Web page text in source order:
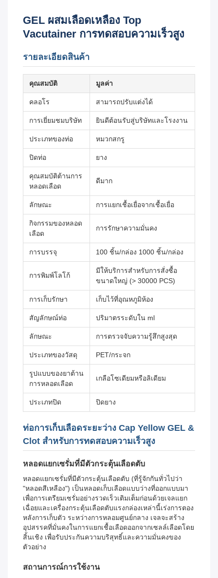
GEL ผสมเลือดเหลือง Top
Vacutainer การทดสอบความเร็วสูง
รายละเอียดสินค้า
คุณสมบัติ มูลค่า
คลอโร สามารถปรับแต่งได้
การเยี่ยมชมบริษัท ยินดีต้อนรับสู่บริษัทและโรงงาน
ประเภทของท่อ หมวกสกรู
ปิดท่อ ยาง
คุณสมบัติต้านการ
หลอดเลือด
ดีมาก
ลักษณะ การแยกเชื้อเยื่อจากเชื้อเยื่อ
กิจกรรมของหลอด
เลือด
การรักษาความมั่นคง
การบรรจุ 100 ชิ้น/กล่อง 1000 ชิ้น/กล่อง
การพิมพ์โลโก้
มีให้บริการสําหรับการสั่งซื้อ
ขนาดใหญ่ (> 30000 PCS)
การเก็บรักษา เก็บไว้ที่อุณหภูมิห้อง
สัญลักษณ์ท่อ ปริมาตรระดับใน ml
ลักษณะ การตรวจจับความรู้สึกสูงสุด
ประเภทของวัสดุ PET/กระจก
รูปแบบของยาต้าน
การหลอดเลือด
เกลือโซเดียมหรือลิเดียม
ประเภทปิด ปิดยาง
ท่อการเก็บเลือดระยะว่าง Cap Yellow GEL &
Clot สําหรับการทดสอบความเร็วสูง
หลอดแยกเซรั่มที่มีตัวกระตุ้นเลือดตับ
หลอดแยกเซรั่มที่มีตัวกระตุ้นเลือดตับ (ที่รู้จักกันทั่วไปว่า
"หลอดสีเหลือง") เป็นหลอดเก็บเลือดแบบว่างที่ออกแบบมา
เพื่อการเตรียมเซรั่มอย่างรวดเร็วเติมเต็มก่อนด้วยเจลแยก
เฉื่อยและเครื่องกระตุ้นเลือดตับแรงกล่องเหล่านี้เร่งการตอง
หลังการเก็บตัว ระหว่างการหลอมศูนย์กลาง เจลจะสร้าง
อุปสรรคที่มั่นคงในการแยกเชื้อเลือดออกจากเซลล์เลือดโดย
สิ้นเชิง เพื่อรับประกันความบริสุทธิ์และความมั่นคงของ
ตัวอย่าง
สถานการณ์การใช้งาน